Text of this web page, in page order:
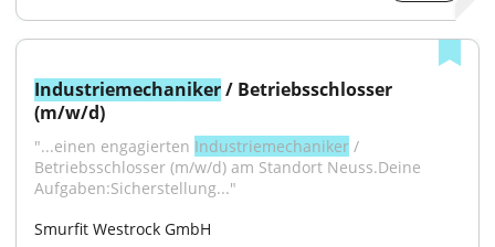
Industriemechaniker / Betriebsschlosser
(m/w/d)
"...einen engagierten Industriemechaniker /
Betriebsschlosser (m/w/d) am Standort Neuss.Deine
Aufgaben:Sicherstellung..."
Smurfit Westrock GmbH